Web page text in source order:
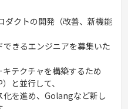
ダクトの開発（改善、新機能
きるエンジニアを募集いた
テクチャを構築するため
と並行して、
化を進め、Golangなど新し